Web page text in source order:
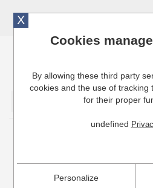
Cuisinresto: Ustensiles de
X
Cookies
By allowing these third party
cookies and the use of tracking
for their proper
undefined
Personalize